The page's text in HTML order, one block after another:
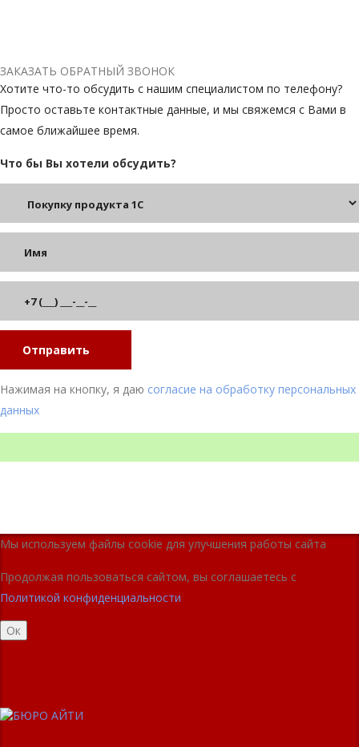
ЗАКАЗАТЬ ОБРАТНЫЙ ЗВОНОК
Хотите что-то обсудить с нашим специалистом по телефону?
Просто оставьте контактные данные, и мы свяжемся с Вами в
самое ближайшее время.
Что бы Вы хотели обсудить?
Отправить
Нажимая на кнопку, я даю согласие на обработку персональных
данных
Мы используем файлы cookie для улучшения работы сайта
Продолжая пользоваться сайтом, вы соглашаетесь с
Политикой конфиденциальности
Ок